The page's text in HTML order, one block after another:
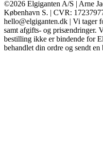
©2026 Elgiganten A/S | Arne
København S. | CVR:
hello@elgiganten.dk | Vi tager
samt afgifts- og prisændringer.
bestilling ikke er bindende for
behandlet din ordre og sendt en